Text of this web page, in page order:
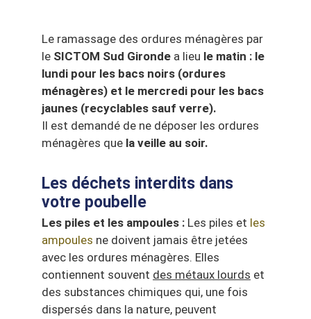
Le ramassage des ordures ménagères par
le SICTOM Sud Gironde a lieu le matin : le
lundi pour les bacs noirs (ordures
ménagères) et le mercredi pour les bacs
jaunes (recyclables sauf verre).
Il est demandé de ne déposer les ordures
ménagères que la veille au soir.
Les déchets interdits dans
votre poubelle
Les piles et les ampoules : Les piles et les
ampoules ne doivent jamais être jetées
avec les ordures ménagères. Elles
contiennent souvent des métaux lourds et
des substances chimiques qui, une fois
dispersés dans la nature, peuvent